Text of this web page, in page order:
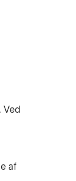
Ved
af